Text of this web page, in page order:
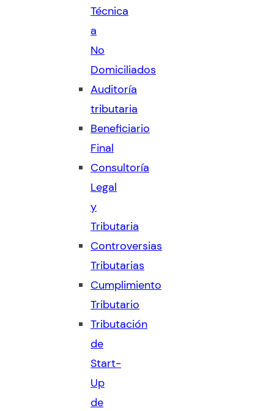
Técnica
a
No
Domiciliados
Auditoría
tributaria
Beneficiario
Final
Consultoría
Legal
y
Tributaria
Controversias
Tributarias
Cumplimiento
Tributario
Tributación
de
Start-
Up
de